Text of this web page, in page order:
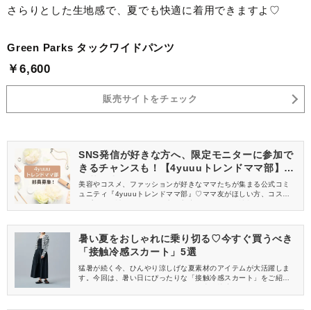
さらりとした生地感で、夏でも快適に着用できますよ♡
Green Parks タックワイドパンツ
￥6,600
販売サイトをチェック
SNS発信が好きな方へ、限定モニターに参加で
きるチャンスも！【4yuuuトレンドママ部】部
員募集中
美容やコスメ、ファッションが好きなママたちが集まる公式コミ
ュニティ『4yuuuトレンドママ部』♡ママ友がほしい方、コスメサ
信してくれる方を募集しています！
暑い夏をおしゃれに乗り切る♡今すぐ買うべき
「接触冷感スカート」5選
猛暑が続く今、ひんやり涼しげな夏素材のアイテムが大活躍しま
す。今回は、暑い日にぴったりな「接触冷感スカート」をご紹介
きますよ♡